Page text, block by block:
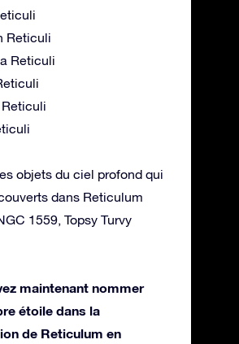
Reticuli
Reticuli
objets du ciel profond qui
dans Reticulum
1559, Topsy Turvy
maintenant nommer
étoile dans la
de Reticulum en